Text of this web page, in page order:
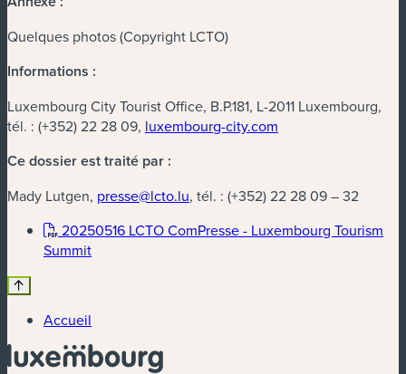
Quelques photos (Copyright LCTO)
Informations :
Luxembourg City Tourist Office, B.P.181, L-2011 Luxembourg,
tél. : (+352) 22 28 09, luxembourg-city.com
Ce dossier est traité par :
Mady Lutgen, presse@lcto.lu, tél. : (+352) 22 28 09 – 32
20250516 LCTO ComPresse - Luxembourg Tourism
Summit(nouvelle fenêtre)
Accueil